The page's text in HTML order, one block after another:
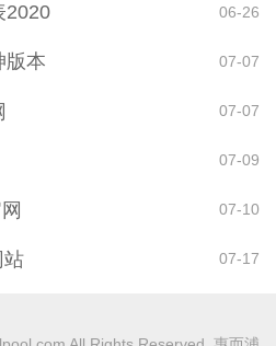
2020 06-26
版本 07-07
07-07
07-09
07-10
站 07-17